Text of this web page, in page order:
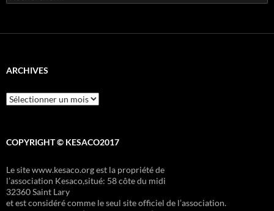
ARCHIVES
Archives
COPYRIGHT © KESACO2017
Le site www.kesaco.org est la propriété de
l’association Kesaco,situé: 58 côte du midi
32360 Saint Lary
et est considéré comme le seul site officiel de l’association.